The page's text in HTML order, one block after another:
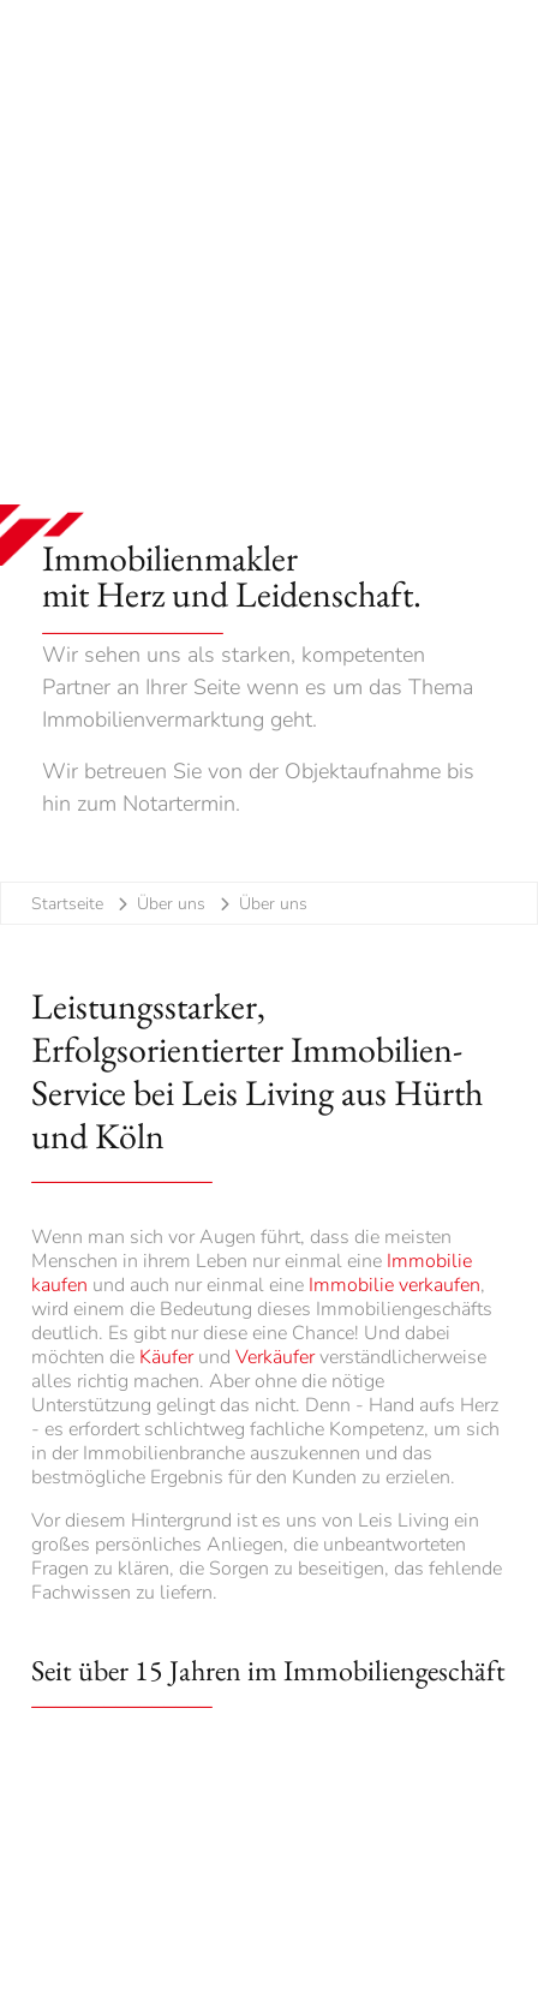
Immobilienmakler
mit Herz und Leidenschaft.
Wir sehen uns als starken, kompetenten
Partner an Ihrer Seite wenn es um das Thema
Immobilienvermarktung geht.
Wir betreuen Sie von der Objektaufnahme bis
hin zum Notartermin.
Startseite Über uns Über uns
Leistungsstarker,
Erfolgsorientierter Immobilien-
Service bei Leis Living aus Hürth
und Köln
Wenn man sich vor Augen führt, dass die meisten
Menschen in ihrem Leben nur einmal eine Immobilie
kaufen und auch nur einmal eine Immobilie verkaufen,
wird einem die Bedeutung dieses Immobiliengeschäfts
deutlich. Es gibt nur diese eine Chance! Und dabei
möchten die KäuferundVerkäuferverständlicherweise
alles richtig machen. Aber ohne die nötige
Unterstützung gelingt das nicht. Denn - Hand aufs Herz
- es erfordert schlichtweg fachliche Kompetenz, um sich
in der Immobilienbranche auszukennen und das
bestmögliche Ergebnis für den Kunden zu erzielen.
Vor diesem Hintergrund ist es uns von Leis Living ein
großes persönliches Anliegen, die unbeantworteten
Fragen zu klären, die Sorgen zu beseitigen, das fehlende
Fachwissen zu liefern.
Seit über 15 Jahren im Immobiliengeschäft